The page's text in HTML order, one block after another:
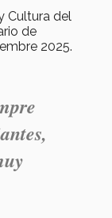
Cultura del
de
2025.